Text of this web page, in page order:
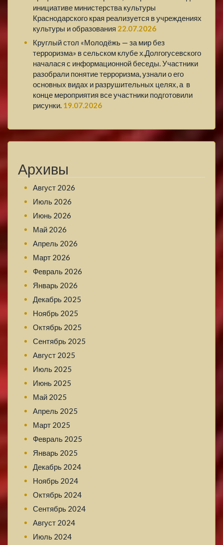
инициативе министерства культуры
Краснодарского края реализуется в учреждениях
культуры и образования 22.07.2026
Круглый стол «Молодёжь — за мир без
терроризма» в сельском клубе х.Долгогусевского
началася с информационной беседы. Участники
разобрали понятие терроризма, узнали о его
основных видах и разрушительных целях, а в
конце мероприятия все участники подготовили
рисунки. 19.07.2026
Архивы
Август 2026
Июль 2026
Июнь 2026
Май 2026
Апрель 2026
Март 2026
Февраль 2026
Январь 2026
Декабрь 2025
Ноябрь 2025
Октябрь 2025
Сентябрь 2025
Август 2025
Июль 2025
Июнь 2025
Май 2025
Апрель 2025
Март 2025
Февраль 2025
Январь 2025
Декабрь 2024
Ноябрь 2024
Октябрь 2024
Сентябрь 2024
Август 2024
Июль 2024